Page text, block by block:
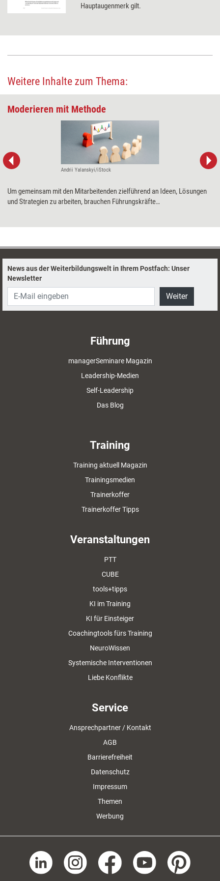
Hauptaugenmerk gilt.
Weitere Inhalte zum Thema:
Moderieren mit Methode
Andrii Yalanskyi/iStock
Um gemeinsam mit den Mitarbeitenden zielführend an Ideen, Lösungen
und Strategien zu arbeiten, brauchen Führungskräfte
News aus der Weiterbildungswelt in Ihrem Postfach: Unser
Newsletter
Weiter
Führung
managerSeminare Magazin
Leadership-Medien
Self-Leadership
Das Blog
Training
Training aktuell Magazin
Trainingsmedien
Trainerkoffer
Trainerkoffer Tipps
Veranstaltungen
PTT
CUBE
tools+tipps
KI im Training
KI für Einsteiger
Coachingtools fürs Training
NeuroWissen
Systemische Interventionen
Liebe Konflikte
Service
Ansprechpartner / Kontakt
AGB
Barrierefreiheit
Datenschutz
Impressum
Themen
Werbung